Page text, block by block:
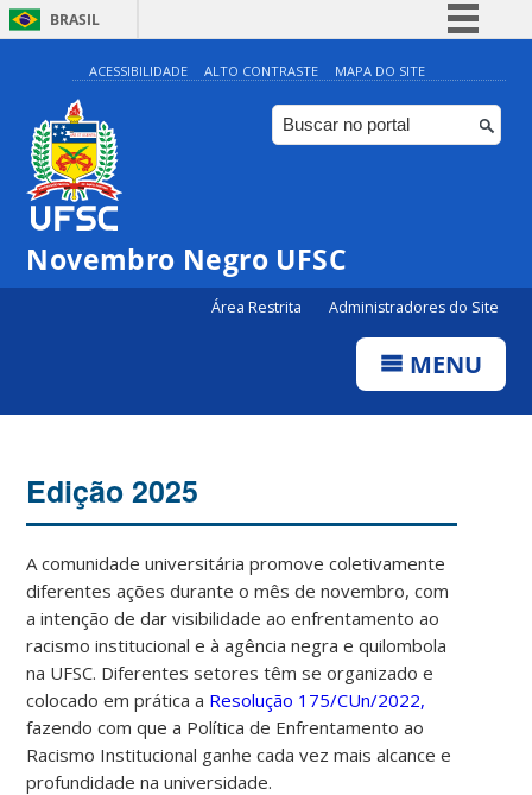
BRASIL
Simplifique!
Comunica BR
Participe
ACESSIBILIDADE ALTO CONTRASTE MAPA DO SITE
Novembro Negro UFSC
Área Restrita Administradores do Site
MENU
Edição 2025
A comunidade universitária promove coletivamente
diferentes ações durante o mês de novembro, com
a intenção de dar visibilidade ao enfrentamento ao
racismo institucional e à agência negra e quilombola
na UFSC. Diferentes setores têm se organizado e
colocado em prática a Resolução 175/CUn/2022,
fazendo com que a Política de Enfrentamento ao
Racismo Institucional ganhe cada vez mais alcance e
profundidade na universidade.